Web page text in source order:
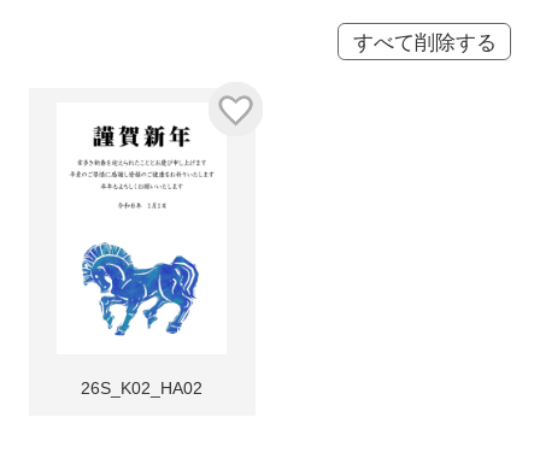
すべて削除する
26S_K02_HA02